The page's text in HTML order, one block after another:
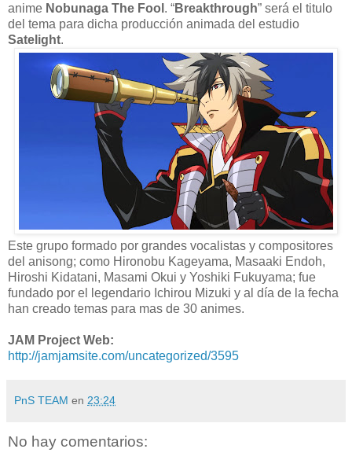
anime Nobunaga The Fool . “Breakthrough” será el titulo
del tema para dicha producción animada del estudio
Satelight.
Este grupo formado por grandes vocalistas y compositores
del anisong; como Hironobu Kageyama, Masaaki Endoh,
Hiroshi Kidatani, Masami Okui y Yoshiki Fukuyama; fue
fundado por el legendario Ichirou Mizuki y al día de la fecha
han creado temas para mas de 30 animes.
JAM Project Web:
http://jamjamsite.com/uncategorized/3595
PnS TEAM en 23:24
No hay comentarios: